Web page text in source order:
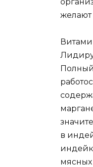
желают
в
мясных